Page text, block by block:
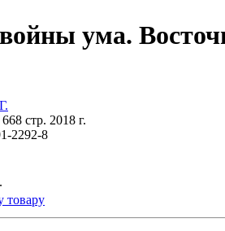
ума.
стр. 2018 г.
2292-8
товару